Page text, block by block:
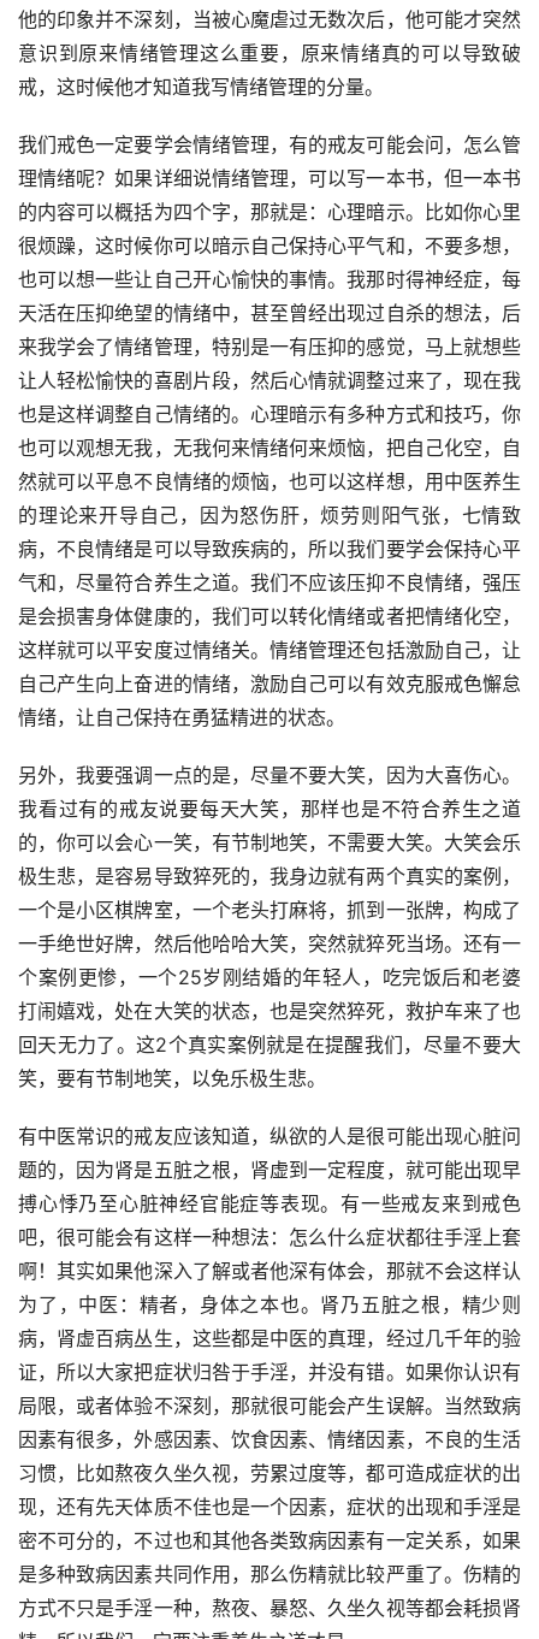
他的印象并不深刻，当被心魔虐过无数次后，他可能才突然
意识到原来情绪管理这么重要，原来情绪真的可以导致破
戒，这时候他才知道我写情绪管理的分量。
我们戒色一定要学会情绪管理，有的戒友可能会问，怎么管
理情绪呢？如果详细说情绪管理，可以写一本书，但一本书
的内容可以概括为四个字，那就是：心理暗示。比如你心里
很烦躁，这时候你可以暗示自己保持心平气和，不要多想，
也可以想一些让自己开心愉快的事情。我那时得神经症，每
天活在压抑绝望的情绪中，甚至曾经出现过自杀的想法，后
来我学会了情绪管理，特别是一有压抑的感觉，马上就想些
让人轻松愉快的喜剧片段，然后心情就调整过来了，现在我
也是这样调整自己情绪的。心理暗示有多种方式和技巧，你
也可以观想无我，无我何来情绪何来烦恼，把自己化空，自
然就可以平息不良情绪的烦恼，也可以这样想，用中医养生
的理论来开导自己，因为怒伤肝，烦劳则阳气张，七情致
病，不良情绪是可以导致疾病的，所以我们要学会保持心平
气和，尽量符合养生之道。我们不应该压抑不良情绪，强压
是会损害身体健康的，我们可以转化情绪或者把情绪化空，
这样就可以平安度过情绪关。情绪管理还包括激励自己，让
自己产生向上奋进的情绪，激励自己可以有效克服戒色懈怠
情绪，让自己保持在勇猛精进的状态。
另外，我要强调一点的是，尽量不要大笑，因为大喜伤心。
我看过有的戒友说要每天大笑，那样也是不符合养生之道
的，你可以会心一笑，有节制地笑，不需要大笑。大笑会乐
极生悲，是容易导致猝死的，我身边就有两个真实的案例，
一个是小区棋牌室，一个老头打麻将，抓到一张牌，构成了
一手绝世好牌，然后他哈哈大笑，突然就猝死当场。还有一
个案例更惨，一个25岁刚结婚的年轻人，吃完饭后和老婆
打闹嬉戏，处在大笑的状态，也是突然猝死，救护车来了也
回天无力了。这2个真实案例就是在提醒我们，尽量不要大
笑，要有节制地笑，以免乐极生悲。
有中医常识的戒友应该知道，纵欲的人是很可能出现心脏问
题的，因为肾是五脏之根，肾虚到一定程度，就可能出现早
搏心悸乃至心脏神经官能症等表现。有一些戒友来到戒色
吧，很可能会有这样一种想法：怎么什么症状都往手淫上套
啊！其实如果他深入了解或者他深有体会，那就不会这样认
为了，中医：精者，身体之本也。肾乃五脏之根，精少则
病，肾虚百病丛生，这些都是中医的真理，经过几千年的验
证，所以大家把症状归咎于手淫，并没有错。如果你认识有
局限，或者体验不深刻，那就很可能会产生误解。当然致病
因素有很多，外感因素、饮食因素、情绪因素，不良的生活
习惯，比如熬夜久坐久视，劳累过度等，都可造成症状的出
现，还有先天体质不佳也是一个因素，症状的出现和手淫是
密不可分的，不过也和其他各类致病因素有一定关系，如果
是多种致病因素共同作用，那么伤精就比较严重了。伤精的
方式不只是手淫一种，熬夜、暴怒、久坐久视等都会耗损肾